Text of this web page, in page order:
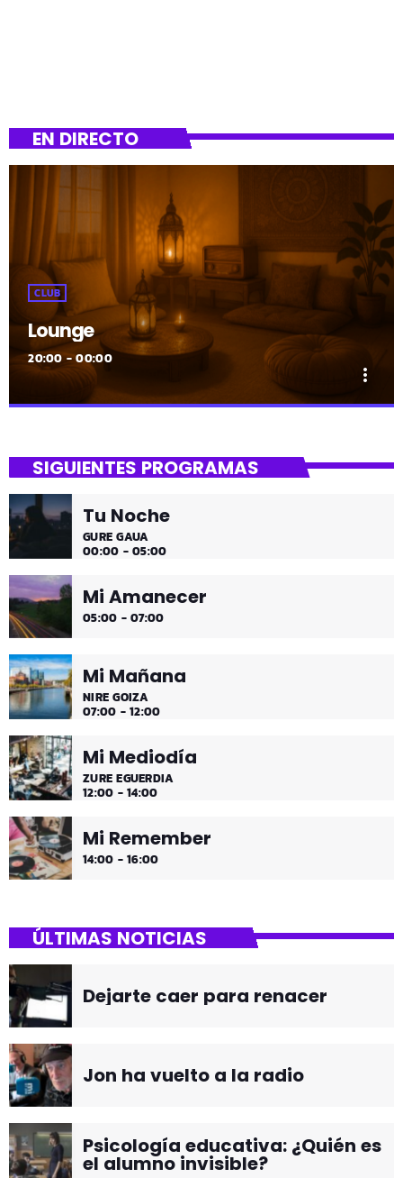
EN DIRECTO
CLUB
Lounge
20:00 - 00:00
more_vert
Hora de desconectar de todo
Es hora de ir desconectando, y qué mejor que hacerlo
con sonidos que nos transportan, tal vez, a islas
paradisíacas. ¿Hace una infusión? ¿Un mojito?
SIGUIENTES PROGRAMAS
Tu Noche
GURE GAUA
00:00 - 05:00
Mi Amanecer
05:00 - 07:00
Mi Mañana
NIRE GOIZA
07:00 - 12:00
Mi Mediodía
ZURE EGUERDIA
12:00 - 14:00
Mi Remember
14:00 - 16:00
ÚLTIMAS NOTICIAS
Dejarte caer para renacer
Jon ha vuelto a la radio
Psicología educativa: ¿Quién es
el alumno invisible?